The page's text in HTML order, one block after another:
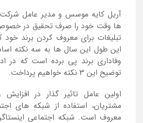
آریل کایه موسس و مدیر عامل
ها وقت خود را صرف تحقیق در
تبلیغات برای معروف کردن برند
این طول این سال ها به سه نکته
وفاداری برند پی برده است که در
توضیح این 3 نکته خواهیم پرداخت.
اولین عامل تاثیر گذار در افزایش
مشتریان، استفاده از شبکه های
معروف است. شبکه اجتماعی